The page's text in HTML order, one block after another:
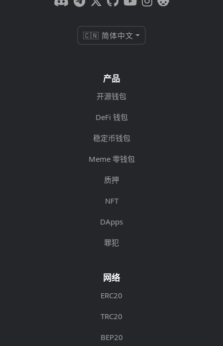
🇨🇳 简体中文
产品
开源钱包
DeFi 钱包
稳定币钱包
Meme 零钱包
质押
NFT
DApps
罪犯
网络
ERC20
TRC20
BEP20